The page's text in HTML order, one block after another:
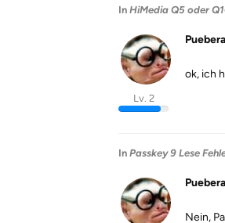
In HiMedia Q5 oder
Lv. 2
ok, ich
In Passkey 9 Lese
Nein,